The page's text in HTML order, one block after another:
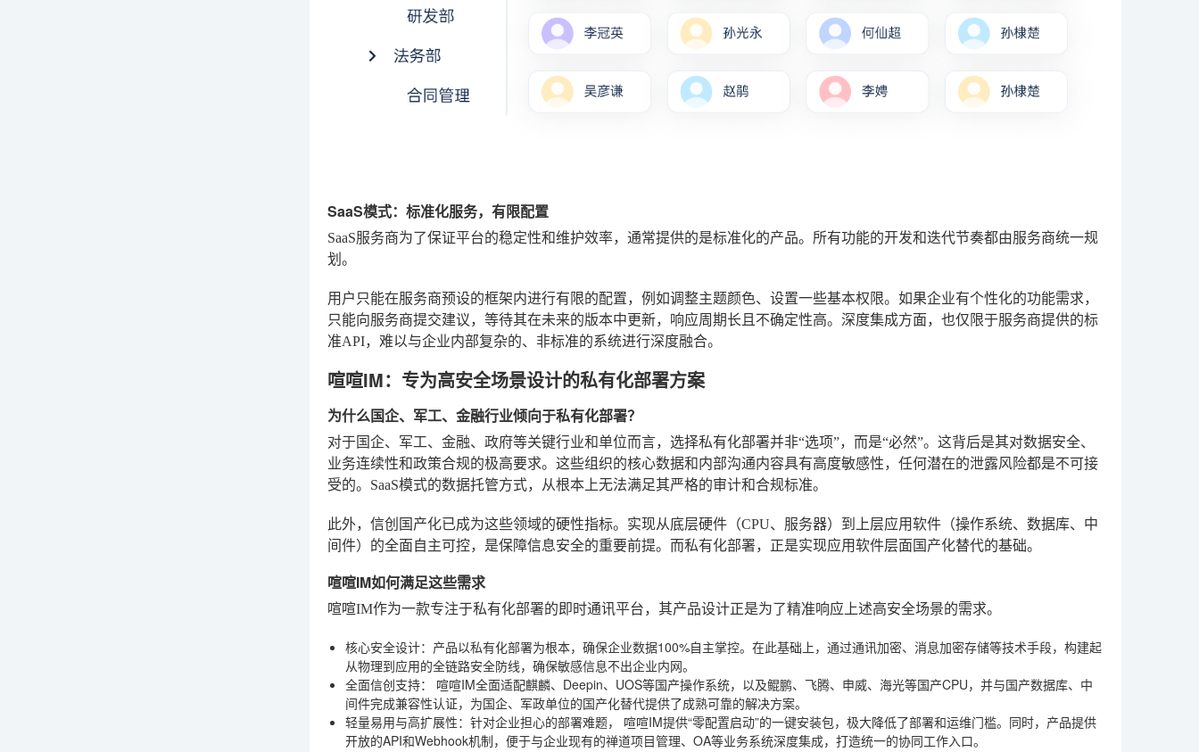
SaaS模式：标准化服务，有限配置
SaaS服务商为了保证平台的稳定性和维护效率，通常提供的是标准化的产品。所有功能的开发和迭代节奏都由服务商统一规
划。
用户只能在服务商预设的框架内进行有限的配置，例如调整主题颜色、设置一些基本权限。如果企业有个性化的功能需求，
只能向服务商提交建议，等待其在未来的版本中更新，响应周期长且不确定性高。深度集成方面，也仅限于服务商提供的标
准API，难以与企业内部复杂的、非标准的系统进行深度融合。
喧喧IM：专为高安全场景设计的私有化部署方案
为什么国企、军工、金融行业倾向于私有化部署？
对于国企、军工、金融、政府等关键行业和单位而言，选择私有化部署并非“选项”，而是“必然”。这背后是其对数据安全、
业务连续性和政策合规的极高要求。这些组织的核心数据和内部沟通内容具有高度敏感性，任何潜在的泄露风险都是不可接
受的。SaaS模式的数据托管方式，从根本上无法满足其严格的审计和合规标准。
此外，信创国产化已成为这些领域的硬性指标。实现从底层硬件（CPU、服务器）到上层应用软件（操作系统、数据库、中
间件）的全面自主可控，是保障信息安全的重要前提。而私有化部署，正是实现应用软件层面国产化替代的基础。
喧喧IM如何满足这些需求
喧喧IM作为一款专注于私有化部署的即时通讯平台，其产品设计正是为了精准响应上述高安全场景的需求。
核心安全设计：产品以私有化部署为根本，确保企业数据100%自主掌控。在此基础上，通过通讯加密、消息加密存储等技术手段，构建起
从物理到应用的全链路安全防线，确保敏感信息不出企业内网。
全面信创支持： 喧喧IM全面适配麒麟、Deepin、UOS等国产操作系统，以及鲲鹏、飞腾、申威、海光等国产CPU，并与国产数据库、中
间件完成兼容性认证，为国企、军政单位的国产化替代提供了成熟可靠的解决方案。
轻量易用与高扩展性：针对企业担心的部署难题， 喧喧IM提供“零配置启动”的一键安装包，极大降低了部署和运维门槛。同时，产品提供
开放的API和Webhook机制，便于与企业现有的禅道项目管理、OA等业务系统深度集成，打造统一的协同工作入口。